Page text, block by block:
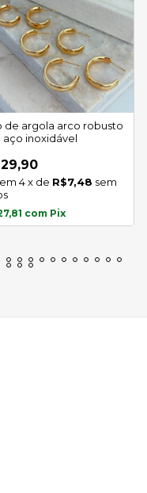
de argola arco robusto
aço inoxidável
4x de R$7,48 sem
com Pix